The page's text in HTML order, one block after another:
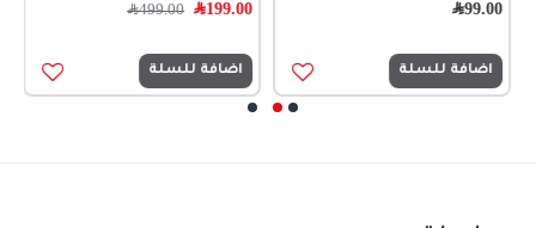
99.00﷼
اضافة للسلة
199.00﷼ 499.00﷼
اضافة للسلة